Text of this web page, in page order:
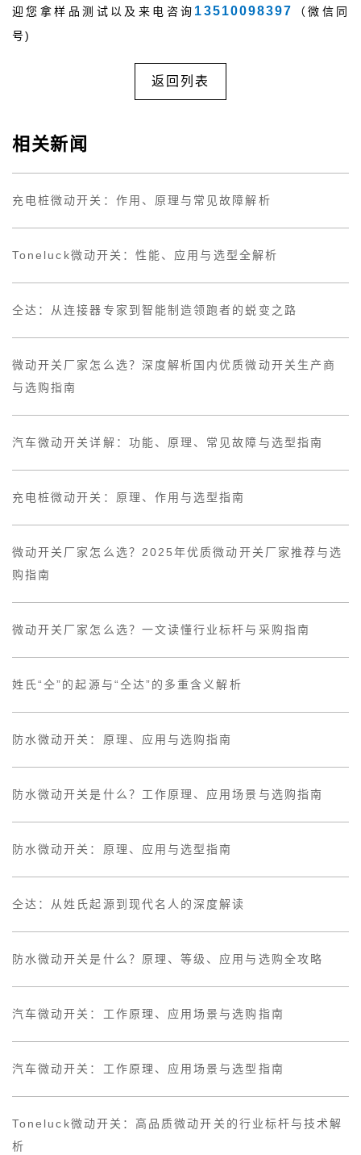
迎您拿样品测试以及来电咨询 13510098397
（微信同
号)
返回列表
相关新闻
充电桩微动开关：作用、原理与常见故障解析
Toneluck微动开关：性能、应用与选型全解析
仝达：从连接器专家到智能制造领跑者的蜕变之路
微动开关厂家怎么选？深度解析国内优质微动开关生产商
与选购指南
汽车微动开关详解：功能、原理、常见故障与选型指南
充电桩微动开关：原理、作用与选型指南
微动开关厂家怎么选？2025年优质微动开关厂家推荐与选
购指南
微动开关厂家怎么选？一文读懂行业标杆与采购指南
姓氏“仝”的起源与“仝达”的多重含义解析
防水微动开关：原理、应用与选购指南
防水微动开关是什么？工作原理、应用场景与选购指南
防水微动开关：原理、应用与选型指南
仝达：从姓氏起源到现代名人的深度解读
防水微动开关是什么？原理、等级、应用与选购全攻略
汽车微动开关：工作原理、应用场景与选购指南
汽车微动开关：工作原理、应用场景与选型指南
Toneluck微动开关：高品质微动开关的行业标杆与技术解
析